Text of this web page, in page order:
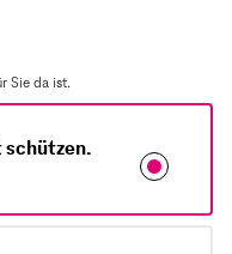
Sie da ist.
schützen.